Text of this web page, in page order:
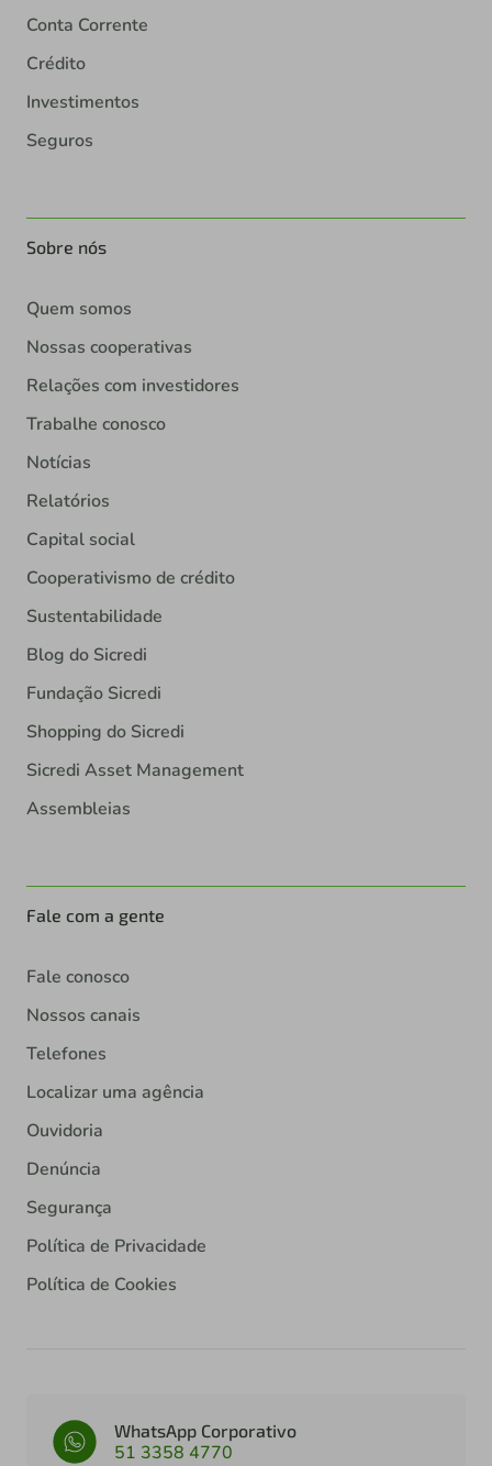
Conta Corrente
Crédito
Investimentos
Seguros
Sobre nós
Quem somos
Nossas cooperativas
Relações com investidores
Trabalhe conosco
Notícias
Relatórios
Capital social
Cooperativismo de crédito
Sustentabilidade
Blog do Sicredi
Fundação Sicredi
Shopping do Sicredi
Sicredi Asset Management
Assembleias
Fale com a gente
Fale conosco
Nossos canais
Telefones
Localizar uma agência
Ouvidoria
Denúncia
Segurança
Política de Privacidade
Política de Cookies
WhatsApp Corporativo
51 3358 4770